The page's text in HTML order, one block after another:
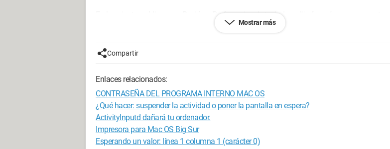
En los ajustes > Idiomas y Región > Preferencias de teclado > elijo francés, y no encuentro el
¿Alguien ha encontrado ya esta dificultad?
Gracias, que tengan una buena noche.
Mostrar más
Compartir
Enlaces relacionados:
CONTRASEÑA DEL PROGRAMA INTERNO MAC OS
¿Qué hacer: suspender la actividad o poner la pantalla en espera?
ActivityInputd dañará tu ordenador.
Impresora para Mac OS Big Sur
Esperando un valor: línea 1 columna 1 (carácter 0)